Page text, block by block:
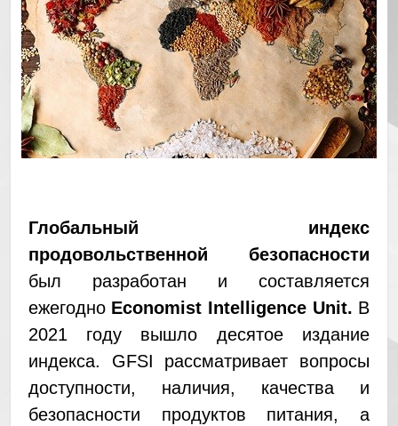
Глобальный индекс
продовольственной безопасности
был разработан и составляется
ежегодно Economist Intelligence Unit. В
2021 году вышло десятое издание
индекса. GFSI рассматривает вопросы
доступности, наличия, качества и
безопасности продуктов питания, а